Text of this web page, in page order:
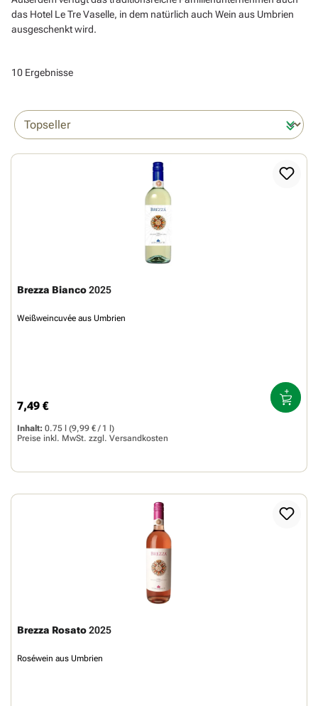
das Hotel Le Tre Vaselle, in dem natürlich auch Wein aus Umbrien
ausgeschenkt wird.
10 Ergebnisse
Brezza Bianco2025
Weißweincuvée aus Umbrien
Regulärer Preis:
7,49 €
Inhalt: 0.75 l
(9,99 € / 1 l)
Preise inkl. MwSt. zzgl. Versandkosten
Brezza Rosato2025
Roséwein aus Umbrien